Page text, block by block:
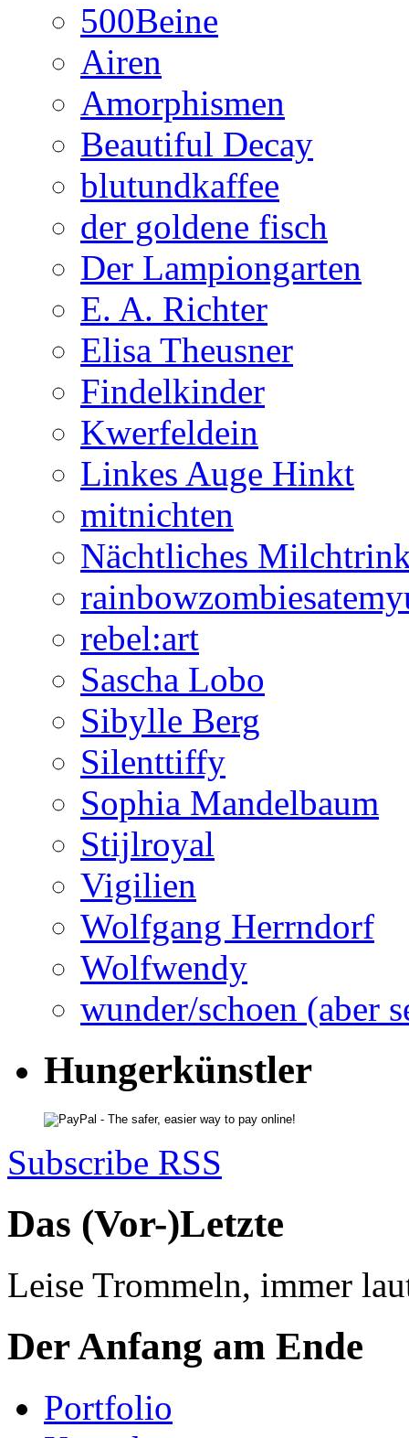
500Beine
Airen
Amorphismen
Beautiful Decay
blutundkaffee
der goldene fisch
Der Lampiongarten
E. A. Richter
Elisa Theusner
Findelkinder
Kwerfeldein
Linkes Auge Hinkt
mitnichten
Nächtliches
rebel:art
Sascha Lobo
Sibylle Berg
Silenttiffy
Sophia Mandelbaum
Stijlroyal
Vigilien
Wolfgang Herrndorf
Wolfwendy
wunder/schoen (aber
Hungerkünstler
Subscribe RSS
Das (Vor-)Letzte
Leise Trommeln, immer
Der Anfang am Ende
Portfolio